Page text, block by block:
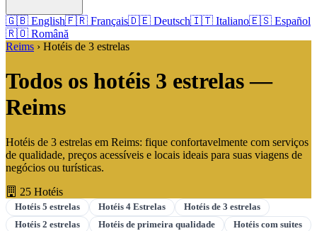
🇬🇧 English🇫🇷 Français🇩🇪 Deutsch🇮🇹 Italiano🇪🇸 Español
🇷🇴 Română
Reims › Hotéis de 3 estrelas
Todos os hotéis 3 estrelas —
Reims
Hotéis de 3 estrelas em Reims: fique confortavelmente com serviços
de qualidade, preços acessíveis e locais ideais para suas viagens de
negócios ou turísticas.
25 Hotéis
Hotéis 5 estrelas Hotéis 4 Estrelas
Hotéis de 3 estrelas
Hotéis 2 estrelas
Hotéis de primeira qualidade
Hotéis com suites